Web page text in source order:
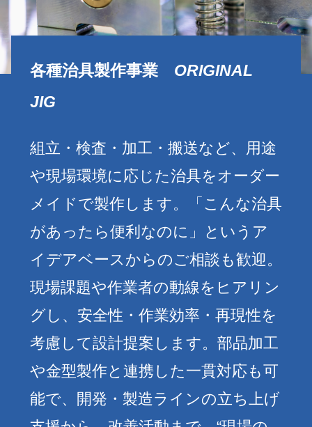
各種治具製作事業
ORIGINAL
JIG
組立・検査・加工・搬送など、用途
や現場環境に応じた治具をオーダー
メイドで製作します。「こんな治具
があったら便利なのに」というア
イデアベースからのご相談も歓迎。
現場課題や作業者の動線をヒアリン
グし、安全性・作業効率・再現性を
考慮して設計提案します。部品加工
や金型製作と連携した一貫対応も可
能で、開発・製造ラインの立ち上げ